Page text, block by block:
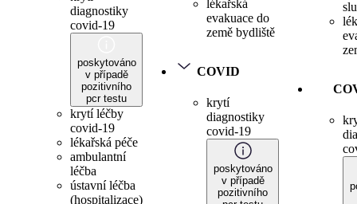
diagnostiky
covid-19
poskytováno
v případě
pozitivního
pcr testu
krytí léčby
covid-19
lékařská péče
ambulantní
léčba
ústavní léčba
(hospitalizace)
lékařská
evakuace do
země bydliště
COVID
krytí
diagnostiky
covid-19
poskytováno
v případě
pozitivního